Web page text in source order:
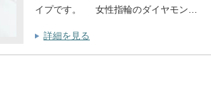
イプです。 女性指輪のダイヤモン…
詳細を見る